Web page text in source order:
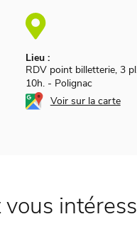
Lieu :
RDV point billetterie, 3
10h. - Polignac
Voir sur la carte